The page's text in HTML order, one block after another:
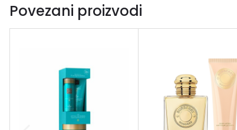
Povezani proizvodi